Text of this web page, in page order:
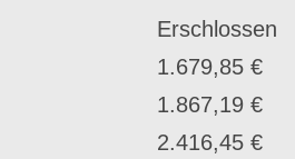
Erschlossen
1.679,85 €
1.867,19 €
2.416,45 €